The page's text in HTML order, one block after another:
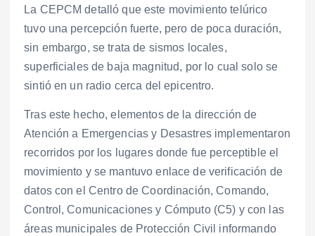
La CEPCM detalló que este movimiento telúrico
tuvo una percepción fuerte, pero de poca duración,
sin embargo, se trata de sismos locales,
superficiales de baja magnitud, por lo cual solo se
sintió en un radio cerca del epicentro.
Tras este hecho, elementos de la dirección de
Atención a Emergencias y Desastres implementaron
recorridos por los lugares donde fue perceptible el
movimiento y se mantuvo enlace de verificación de
datos con el Centro de Coordinación, Comando,
Control, Comunicaciones y Cómputo (C5) y con las
áreas municipales de Protección Civil informando